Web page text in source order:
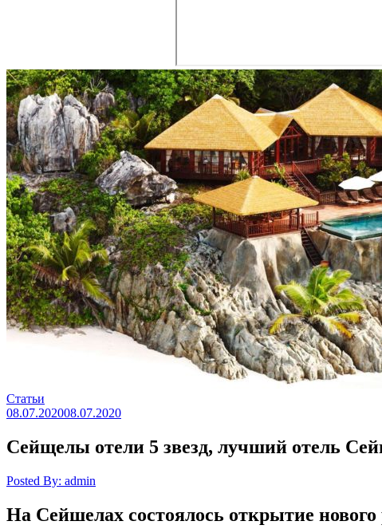
Статьи
08.07.202008.07.2020
Сейщелы отели 5 звезд, лучший отель
Posted By: admin
На Сейшелах состоялось открытие